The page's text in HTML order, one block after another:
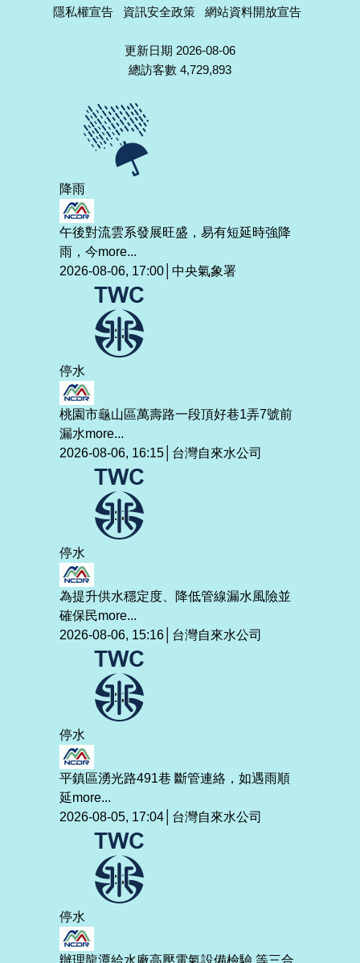
隱私權宣告
資訊安全政策 網站資料開放宣告
更新日期 2026-08-06
總訪客數 4,729,893
降雨
午後對流雲系發展旺盛，易有短延時強降
雨，今more...
2026-08-06, 17:00│中央氣象署
停水
桃園市龜山區萬壽路一段頂好巷1弄7號前
漏水more...
2026-08-06, 16:15│台灣自來水公司
停水
為提升供水穩定度、降低管線漏水風險並
確保民more...
2026-08-06, 15:16│台灣自來水公司
停水
平鎮區湧光路491巷 斷管連絡，如遇雨順
延more...
2026-08-05, 17:04│台灣自來水公司
停水
辦理龍潭給水廠高壓電氣設備檢驗 等三合